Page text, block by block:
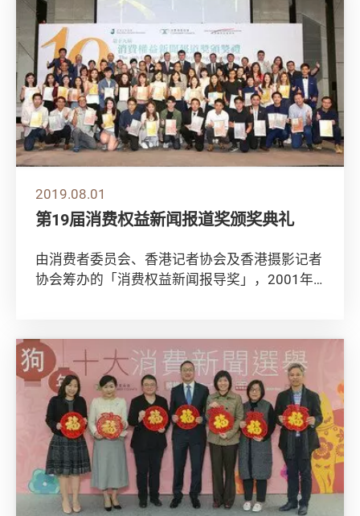
2019.08.01
第19届消费权益新闻报道奖颁奖典礼
由消费者委员会、香港记者协会及香港摄影记者
协会筹办的「消费权益新闻报导奖」，2001年